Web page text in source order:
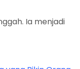
Ia menjadi